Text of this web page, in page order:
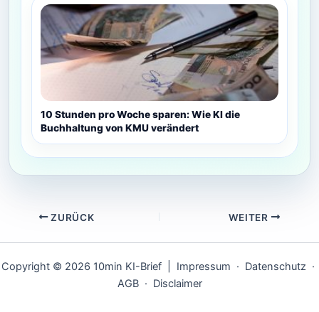
10 Stunden pro Woche sparen: Wie KI die
Buchhaltung von KMU verändert
ZURÜCK WEITER
Copyright © 2026 10min KI-Brief | Impressum · Datenschutz ·
AGB· Disclaimer